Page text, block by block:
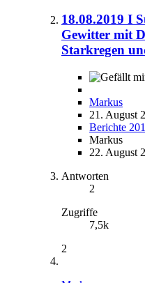
18.08.2019 I
Gewitter mit
Starkregen
Markus
21. August
Berichte
Markus
22. August
Antworten
2
Zugriffe
7,5k
2